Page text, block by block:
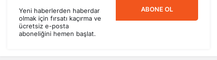
Yeni haberlerden haberdar
olmak için fırsatı kaçırma ve
ücretsiz e-posta
aboneliğini hemen başlat.
ABONE OL